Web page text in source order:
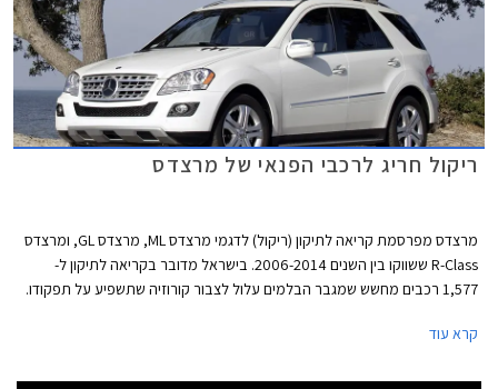
ריקול חריג לרכבי הפנאי של מרצדס
מרצדס מפרסמת קריאה לתיקון (ריקול) לדגמי מרצדס ML, מרצדס GL, ומרצדס
R-Class ששווקו בין השנים 2006-2014. בישראל מדובר בקריאה לתיקון ל-
1,577 רכבים מחשש שמגבר הבלמים עלול לצבור קורוזיה שתשפיע על תפקודו.
ועוצמת הבלימה תפחת.
קרא עוד